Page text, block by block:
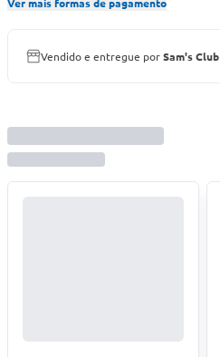
Vendido e entregue porSam's Club